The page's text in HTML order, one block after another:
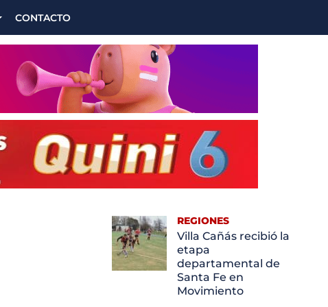
CONTACTO
REGIONES
Villa Cañás recibió la
etapa
departamental de
Santa Fe en
Movimiento